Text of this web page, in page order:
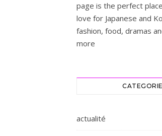
page is the perfect
love for Japanese and
fashion, food, dramas
more
actualité